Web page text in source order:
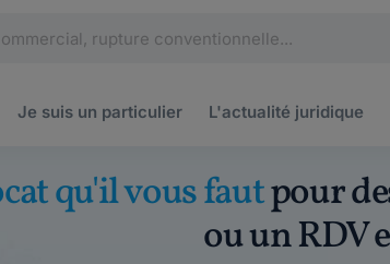
Je suis un particulier L'actualité juridique
qu'il vous fautpour
ou un RDV